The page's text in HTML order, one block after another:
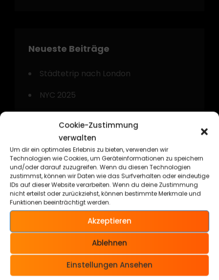
Cookie-Zustimmung
verwalten
Um dir ein optimales Erlebnis zu bieten, verwenden wir
Technologien wie Cookies, um Geräteinformationen zu speichern
und/oder darauf zuzugreifen. Wenn du diesen Technologien
zustimmst, können wir Daten wie das Surfverhalten oder eindeutige
IDs auf dieser Website verarbeiten. Wenn du deine Zustimmung
nicht erteilst oder zurückziehst, können bestimmte Merkmale und
Funktionen beeinträchtigt werden.
Akzeptieren
Ablehnen
Einstellungen Ansehen
Neueste Beiträge
Städtetrip nach London
NYC 2025
Kurztrip nach Amsterdam
Technorama Kassel 2024
Cars & Bikes